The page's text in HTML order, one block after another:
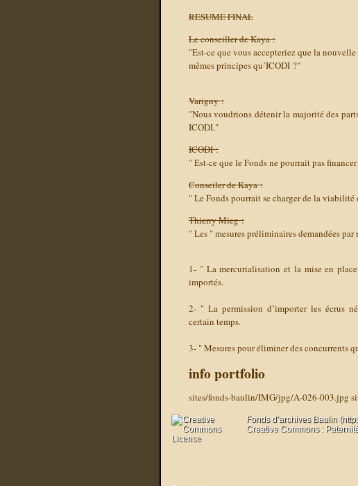
RESUME FINAL
Le conseiller de Kaya :
"Est-ce que vous accepteriez que la
mêmes principes qu’ICODI ?"
Varigny :
"Nous voudrions détenir la majorité des
ICODI."
ICODI :
" Est-ce que le Fonds ne pourrait pas
Conseiler de Kaya :
" Le Fonds pourrait se charger de la
Thierry Mieg :
" Les " mesures préliminaires demandées par
1- " La mercurialisation et la mise en
importés.
2- " La permission d’importer les écrus
certain temps.
3- " Mesures pour éliminer des concurrents
info portfolio
sites/fonds-baulin/IMG/jpg/A-026-003.jpg
Fonds d’archives Baulin
Creative Commons :